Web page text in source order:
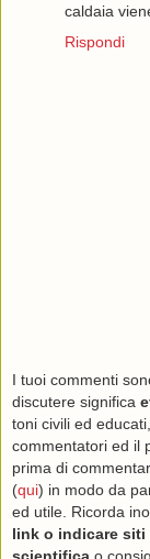
caldaia
Rispondi
I tuoi commenti
discutere significa
toni civili ed
commentatori ed il
prima di
(qui) in modo da
ed utile. Ricorda
link o indicare siti